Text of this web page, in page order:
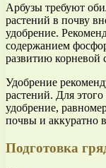
Арбузы требуют
растений в почву
удобрение.
содержанием
развитию
Удобрение
растений. Для
удобрение,
почвы и аккуратно
Подготовка